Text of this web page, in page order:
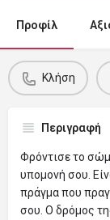
Προφίλ
Κλήση
Περιγραφή
Φρόντισε το
υπομονή σου.
πράγμα που
σου. Ο δρόμος